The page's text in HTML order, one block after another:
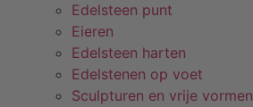
Edelsteen punt
Eieren
Edelsteen harten
Edelstenen op voet
Sculpturen en vrije vormen